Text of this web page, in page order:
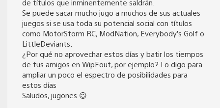
de títulos que inminentemente saldrán.
Se puede sacar mucho jugo a muchos de sus actuales
juegos si se usa toda su potencial social con títulos
como MotorStorm RC, ModNation, Everybody’s Golf o
LittleDeviants.
¿Por qué no aprovechar estos días y batir los tiempos
de tus amigos en WipEout, por ejemplo? Lo digo para
ampliar un poco el espectro de posibilidades para
estos días
Saludos, jugones 😉